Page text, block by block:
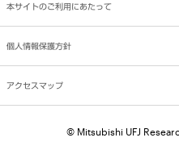
本サイトのご利用にあたって
個人情報保護方針
アクセスマップ
© Mitsubishi UFJ